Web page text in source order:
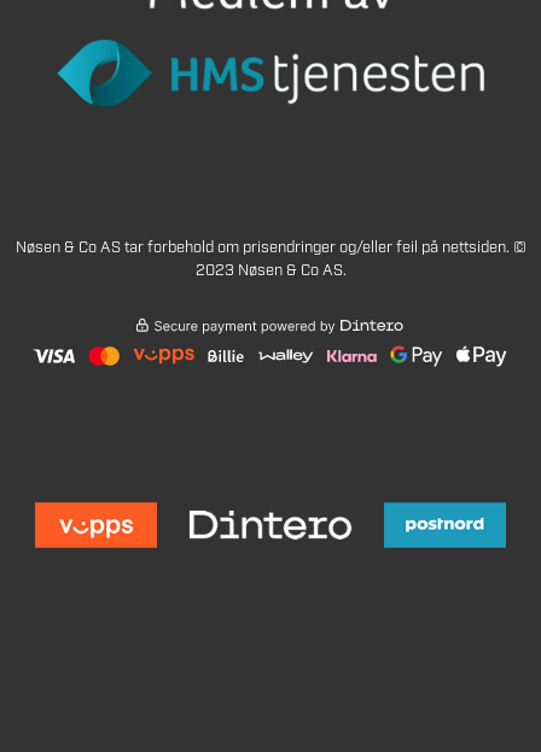
Nøsen & Co AS tar forbehold om prisendringer og/eller feil på nettsiden. ©
2023 Nøsen & Co AS.